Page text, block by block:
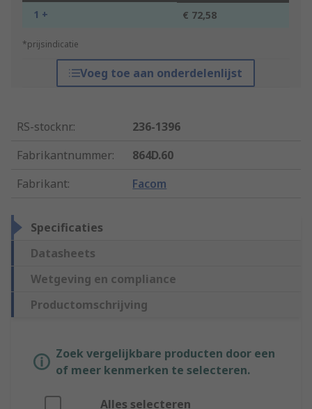
1 + € 72,58
*prijsindicatie
Voeg toe aan onderdelenlijst
RS-stocknr.:
236-1396
Fabrikantnummer:
864D.60
Fabrikant: Facom
Specificaties
Datasheets
Wetgeving en compliance
Productomschrijving
Zoek vergelijkbare producten door een
of meer kenmerken te selecteren.
Alles selecteren